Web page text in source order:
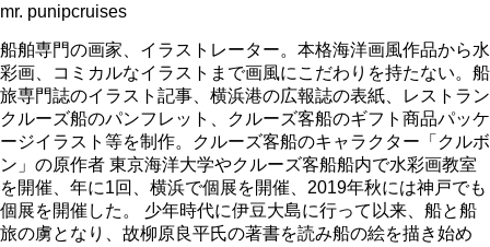
mr. punipcruises
船舶専門の画家、イラストレーター。本格海洋画風作品から水
彩画、コミカルなイラストまで画風にこだわりを持たない。船
旅専門誌のイラスト記事、横浜港の広報誌の表紙、レストラン
クルーズ船のパンフレット、クルーズ客船のギフト商品パッケ
ージイラスト等を制作。クルーズ客船のキャラクター「クルボ
ン」の原作者 東京海洋大学やクルーズ客船船内で水彩画教室
を開催、年に1回、横浜で個展を開催、2019年秋には神戸でも
個展を開催した。 少年時代に伊豆大島に行って以来、船と船
旅の虜となり、故柳原良平氏の著書を読み船の絵を描き始め